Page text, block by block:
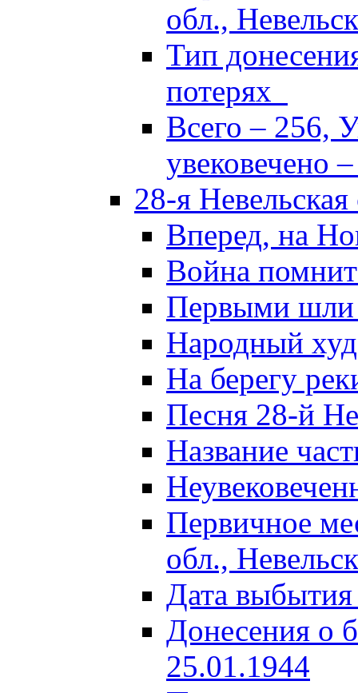
обл.,
Тип
потерях
Всего – 256,
увековечено
28-я Невельская
Вперед, на
Война
Первыми шли
Народный
На берегу
Песня 28-й
Название
Первичное
обл.,
Дата
Донесения о
25.01.1944